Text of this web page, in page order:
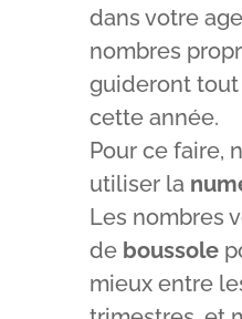
dans votre
nombres
guideront
cette année.
Pour ce faire,
utiliser la
Les nombres
de boussole
mieux entre